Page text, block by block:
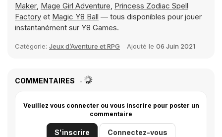
Maker, Mage Girl Adventure, Princess Zodiac Spell
Factory et Magic Y8 Ball — tous disponibles pour jouer
instantanément sur Y8 Games.
Catégorie: Jeux d’Aventure et RPG Ajouté le 06 Juin 2021
COMMENTAIRES
Veuillez vous connecter ou vous inscrire pour poster un
commentaire
S'inscrire Connectez-vous